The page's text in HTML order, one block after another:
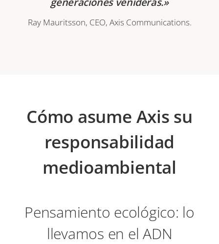
Ray Mauritsson, CEO, Axis Communications.
Cómo asume Axis su
responsabilidad
medioambiental
Pensamiento ecológico: lo
llevamos en el ADN